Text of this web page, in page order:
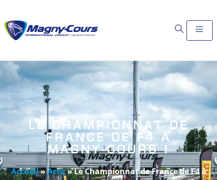
LE CHAMPIONNAT DE
FRANCE DE F4 À
MAGNY-COURS !
Accueil»Actu»Le Championnat de France de F4 à